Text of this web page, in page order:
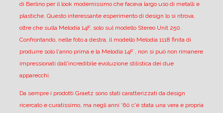
di Berlino per il look modernissimo che faceva largo uso di metalli e
plastiche. Questo interessante esperimento di design lo si ritrova,
oltre che sulla Melodia 14F, solo sul modello Stereo Unit 250.
Confrontando, nelle foto a destra, il modello Melodia 1118 finita di
produrre solo l'anno prima e la Melodia 14F , non si può non rimanere
impressionati dall'incredibile evoluzione stilistica dei due
apparecchi.
Da sempre i prodotti Graetz sono stati caratterizzati da design
ricercato e curatissimo, ma negli anni '60 c'è stata una vera e propria